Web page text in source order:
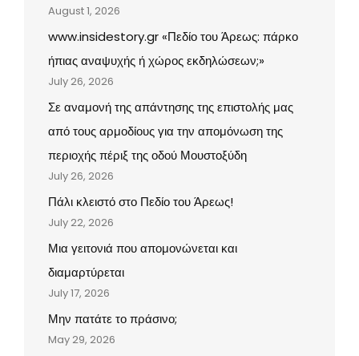
August 1, 2026
www.insidestory.gr «Πεδίο του Άρεως: πάρκο
ήπιας αναψυχής ή χώρος εκδηλώσεων;»
July 26, 2026
Σε αναμονή της απάντησης της επιστολής μας
από τους αρμοδίους για την απομόνωση της
περιοχής πέριξ της οδού Μουστοξύδη
July 26, 2026
Πάλι κλειστό στο Πεδίο του Άρεως!
July 22, 2026
Μια γειτονιά που απομονώνεται και
διαμαρτύρεται
July 17, 2026
Μην πατάτε το πράσινο;
May 29, 2026